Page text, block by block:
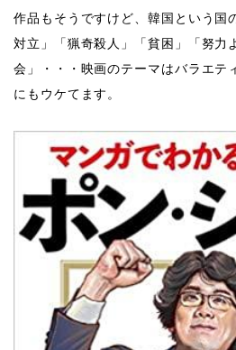
作品もそうですけど、韓国という国
対立」「猟奇殺人」「貧困」「努力
会」・・・映画のテーマはバラエテ
にもウケてます。